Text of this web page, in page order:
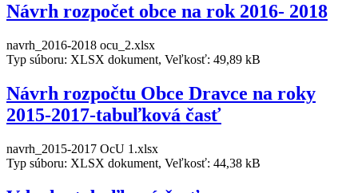
Návrh rozpočet obce na rok 2016- 2018
navrh_2016-2018 ocu_2.xlsx
Typ súboru: XLSX dokument, Veľkosť: 49,89 kB
Návrh rozpočtu Obce Dravce na roky
2015-2017-tabuľková časť
navrh_2015-2017 OcU 1.xlsx
Typ súboru: XLSX dokument, Veľkosť: 44,38 kB